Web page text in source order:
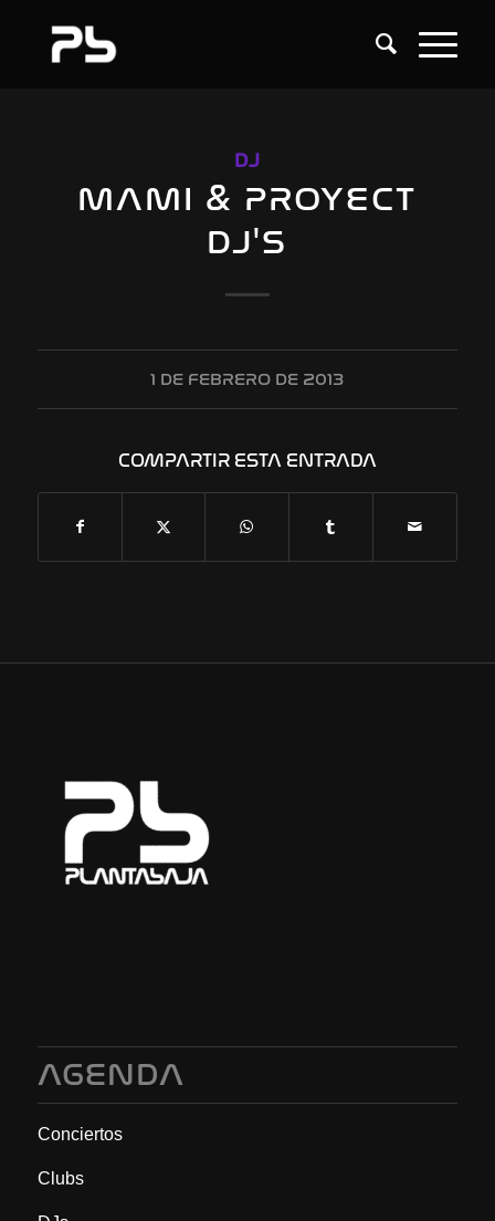
DJ
MAMI & PROYECT
DJ'S
1 DE FEBRERO DE 2013
COMPARTIR ESTA ENTRADA
AGENDA
Conciertos
Clubs